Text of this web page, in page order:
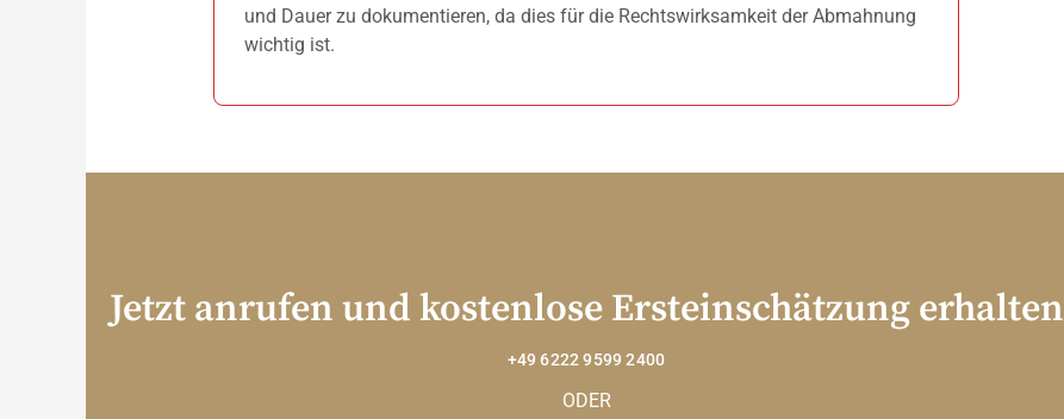
und Dauer zu dokumentieren, da dies für die Rechtswirksamkeit der Abmahnung
wichtig ist.
Jetzt anrufen und kostenlose Ersteinschätzung erhalten
+49 6222 9599 2400
ODER